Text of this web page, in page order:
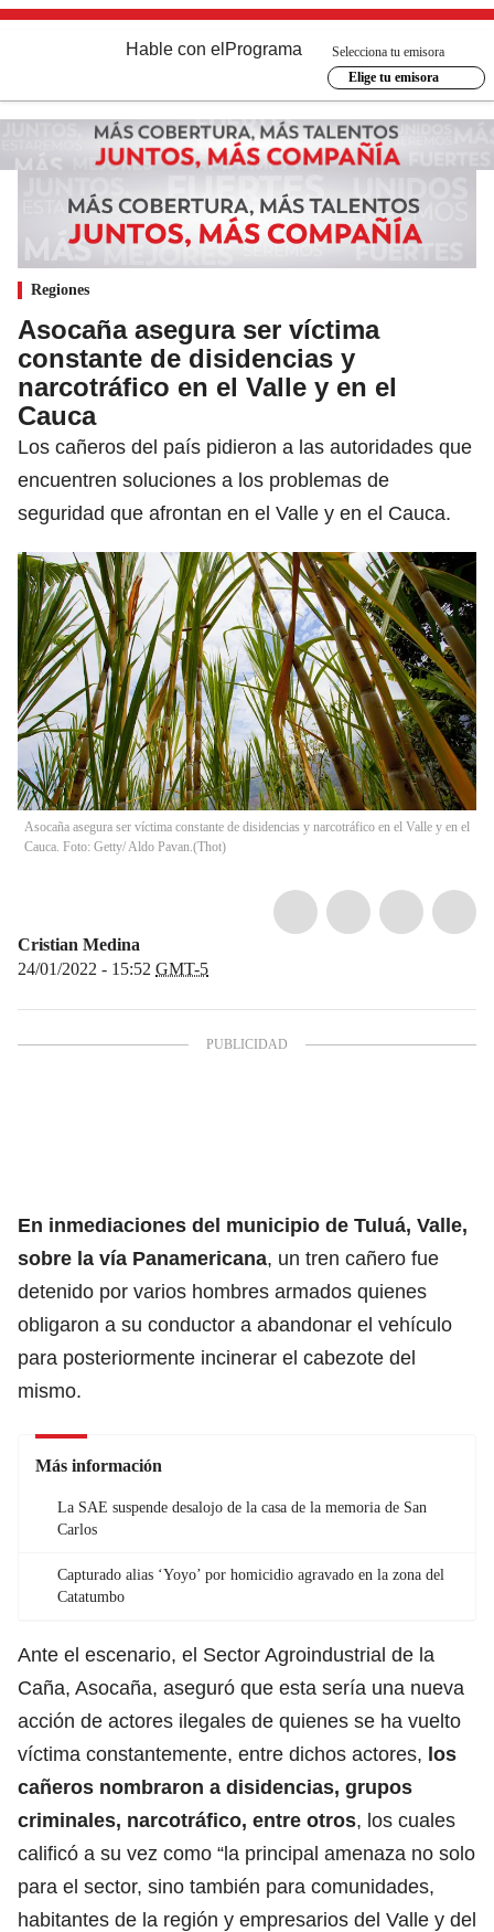
Hable con el Programa
Selecciona tu emisora
Elige tu emisora
Regiones
Asocaña asegura ser víctima
constante de disidencias y
narcotráfico en el Valle y en el
Cauca
Los cañeros del país pidieron a las autoridades que
encuentren soluciones a los problemas de
seguridad que afrontan en el Valle y en el Cauca.
Asocaña asegura ser víctima constante de disidencias y narcotráfico en el Valle y en el
Cauca. Foto: Getty/ Aldo Pavan.(Thot)
Cristian Medina
24/01/2022 - 15:52 GMT-5
En inmediaciones del municipio de Tuluá, Valle,
sobre la vía Panamericana, un tren cañero fue
detenido por varios hombres armados quienes
obligaron a su conductor a abandonar el vehículo
para posteriormente incinerar el cabezote del
mismo.
Más información
La SAE suspende desalojo de la casa de la memoria de San
Carlos
Capturado alias ‘Yoyo’ por homicidio agravado en la zona del
Catatumbo
Ante el escenario, el Sector Agroindustrial de la
Caña, Asocaña, aseguró que esta sería una nueva
acción de actores ilegales de quienes se ha vuelto
víctima constantemente, entre dichos actores, los
cañeros nombraron a disidencias, grupos
criminales, narcotráfico, entre otros, los cuales
calificó a su vez como “la principal amenaza no solo
para el sector, sino también para comunidades,
habitantes de la región y empresarios del Valle y del